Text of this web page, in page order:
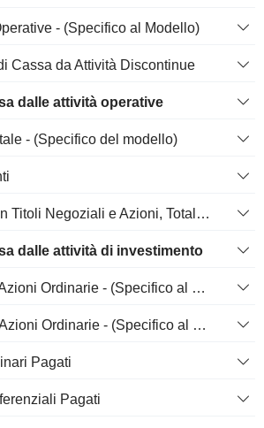
- (Specifico al Modello)
Cassa da Attività Discontinue
dalle attività operative
- (Specifico del modello)
Investimento in Titoli Negoziali e Azioni, Totale - (Specifico al Modello)
dalle attività di investimento
Emissione di Azioni Ordinarie - (Specifico al Modello)
Riacquisto di Azioni Ordinarie - (Specifico al Modello)
Pagati
Pagati